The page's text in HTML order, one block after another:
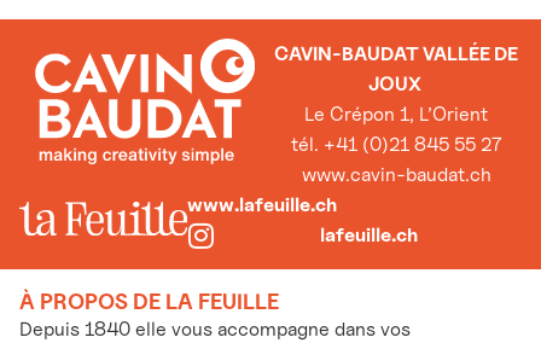
CAVIN-BAUDAT VALLÉE DE
JOUX
Le Crépon 1, L’Orient
tél. +41 (0)21 845 55 27
www.cavin-baudat.ch
www.lafeuille.ch
lafeuille.ch
À PROPOS DE LA FEUILLE
Depuis 1840 elle vous accompagne dans vos